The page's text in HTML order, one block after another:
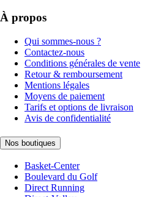
À propos
Qui sommes-nous ?
Contactez-nous
Conditions générales de vente
Retour & remboursement
Mentions légales
Moyens de paiement
Tarifs et options de livraison
Avis de confidentialité
Nos boutiques
Basket-Center
Boulevard du Golf
Direct Running